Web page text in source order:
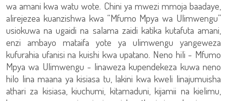
wa amani kwa watu wote. Chini ya mwezi mmoja baadaye,
alirejezea kuanzishwa kwa “Mfumo Mpya wa Ulimwengu”
usiokuwa na ugaidi na salama zaidi katika kutafuta amani,
enzi ambayo mataifa yote ya ulimwengu yangeweza
kufurahia ufanisi na kuishi kwa upatano. Neno hili - Mfumo
Mpya wa Ulimwengu - linaweza kupendekeza kuwa neno
hilo lina maana ya kisiasa tu, lakini kwa kweli linajumuisha
athari za kisiasa, kiuchumi, kitamaduni, kijamii na kielimu,